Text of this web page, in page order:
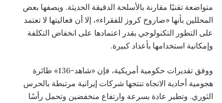
متواضعة تقنيًا مقارنة بالأسلحة الدقيقة الحديثة. ويصفها بعض
المحللين بأنها «صاروخ كروز للفقراء»، إلا أن فعاليتها لا تعتمد
على التطور التكنولوجي بقدر اعتمادها على انخفاض التكلفة
وإمكانية استخدامها بأعداد كبيرة.
ووفق تقديرات حكومية أمريكية، فإن «شاهد-136» طائرة
هجومية أحادية الاتجاه تنتجها شركات إيرانية مرتبطة بالحرس
الثوري. وتطير عادة بسرعة وارتفاع منخفضين وتحمل رأسًا